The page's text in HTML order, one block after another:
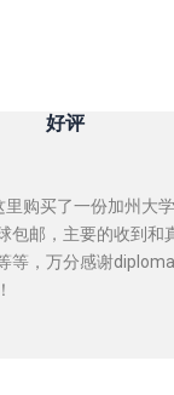
好评
购买了一份加州大
包邮，主要的收到和
等，万分感谢